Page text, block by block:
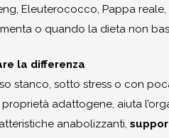
Eleuterococco, Pappa
o quando la dieta non
la differenza
stanco, sotto stress o con
proprietà adattogene, aiuta
anabolizzanti,